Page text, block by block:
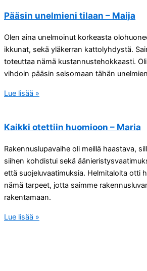
Pääsin unelmieni tilaan – Maija
Olen aina unelmoinut korkeasta
ikkunat, sekä yläkerran kattolyhdystä.
toteuttaa nämä kustannustehokkaasti.
vihdoin pääsin seisomaan tähän
Lue lisää »
Kaikki otettiin huomioon – Maria
Rakennuslupavaihe oli meillä haastava,
siihen kohdistui sekä
että suojeluvaatimuksia. Helmitalolta otti
nämä tarpeet, jotta saimme
rakentamaan.
Lue lisää »